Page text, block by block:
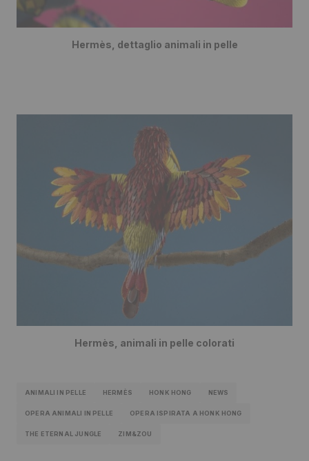
Hermès, dettaglio animali in pelle
Hermès, animali in pelle colorati
ANIMALI IN PELLE HERMÈS HONK HONG NEWS
OPERA ANIMALI IN PELLE OPERA ISPIRATA A HONK HONG
THE ETERNAL JUNGLE ZIM&ZOU